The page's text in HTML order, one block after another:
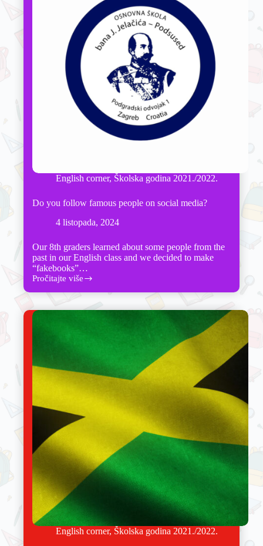
English corner, Školska godina 2021./2022.
Do you follow famous people on social media?
4 listopada, 2024
Our 8th graders learned about some people from the
past in our English class and we decided to make
“fakebooks”…
Pročitajte više
English corner, Školska godina 2021./2022.